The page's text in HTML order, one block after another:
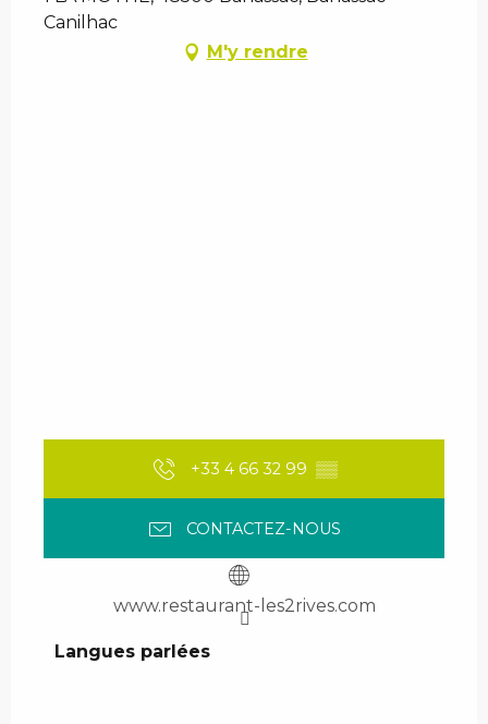
Canilhac
M'y rendre
+33 4 66 32 99 ▒▒
CONTACTEZ-NOUS
www.restaurant-les2rives.com
Langues parlées
Langues parlées